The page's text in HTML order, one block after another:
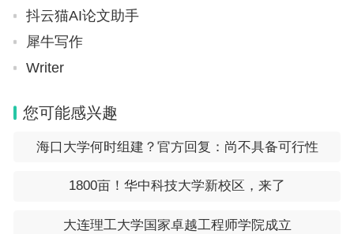
抖云猫AI论文助手
犀牛写作
Writer
您可能感兴趣
海口大学何时组建？官方回复：尚不具备可行性
1800亩！华中科技大学新校区，来了
大连理工大学国家卓越工程师学院成立